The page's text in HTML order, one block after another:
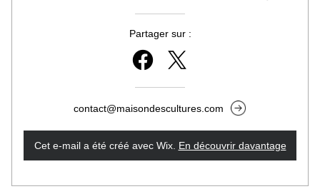
Partager sur :
contact@maisondescultures.com
Cet e-mail a été créé avec Wix. En découvrir davantage